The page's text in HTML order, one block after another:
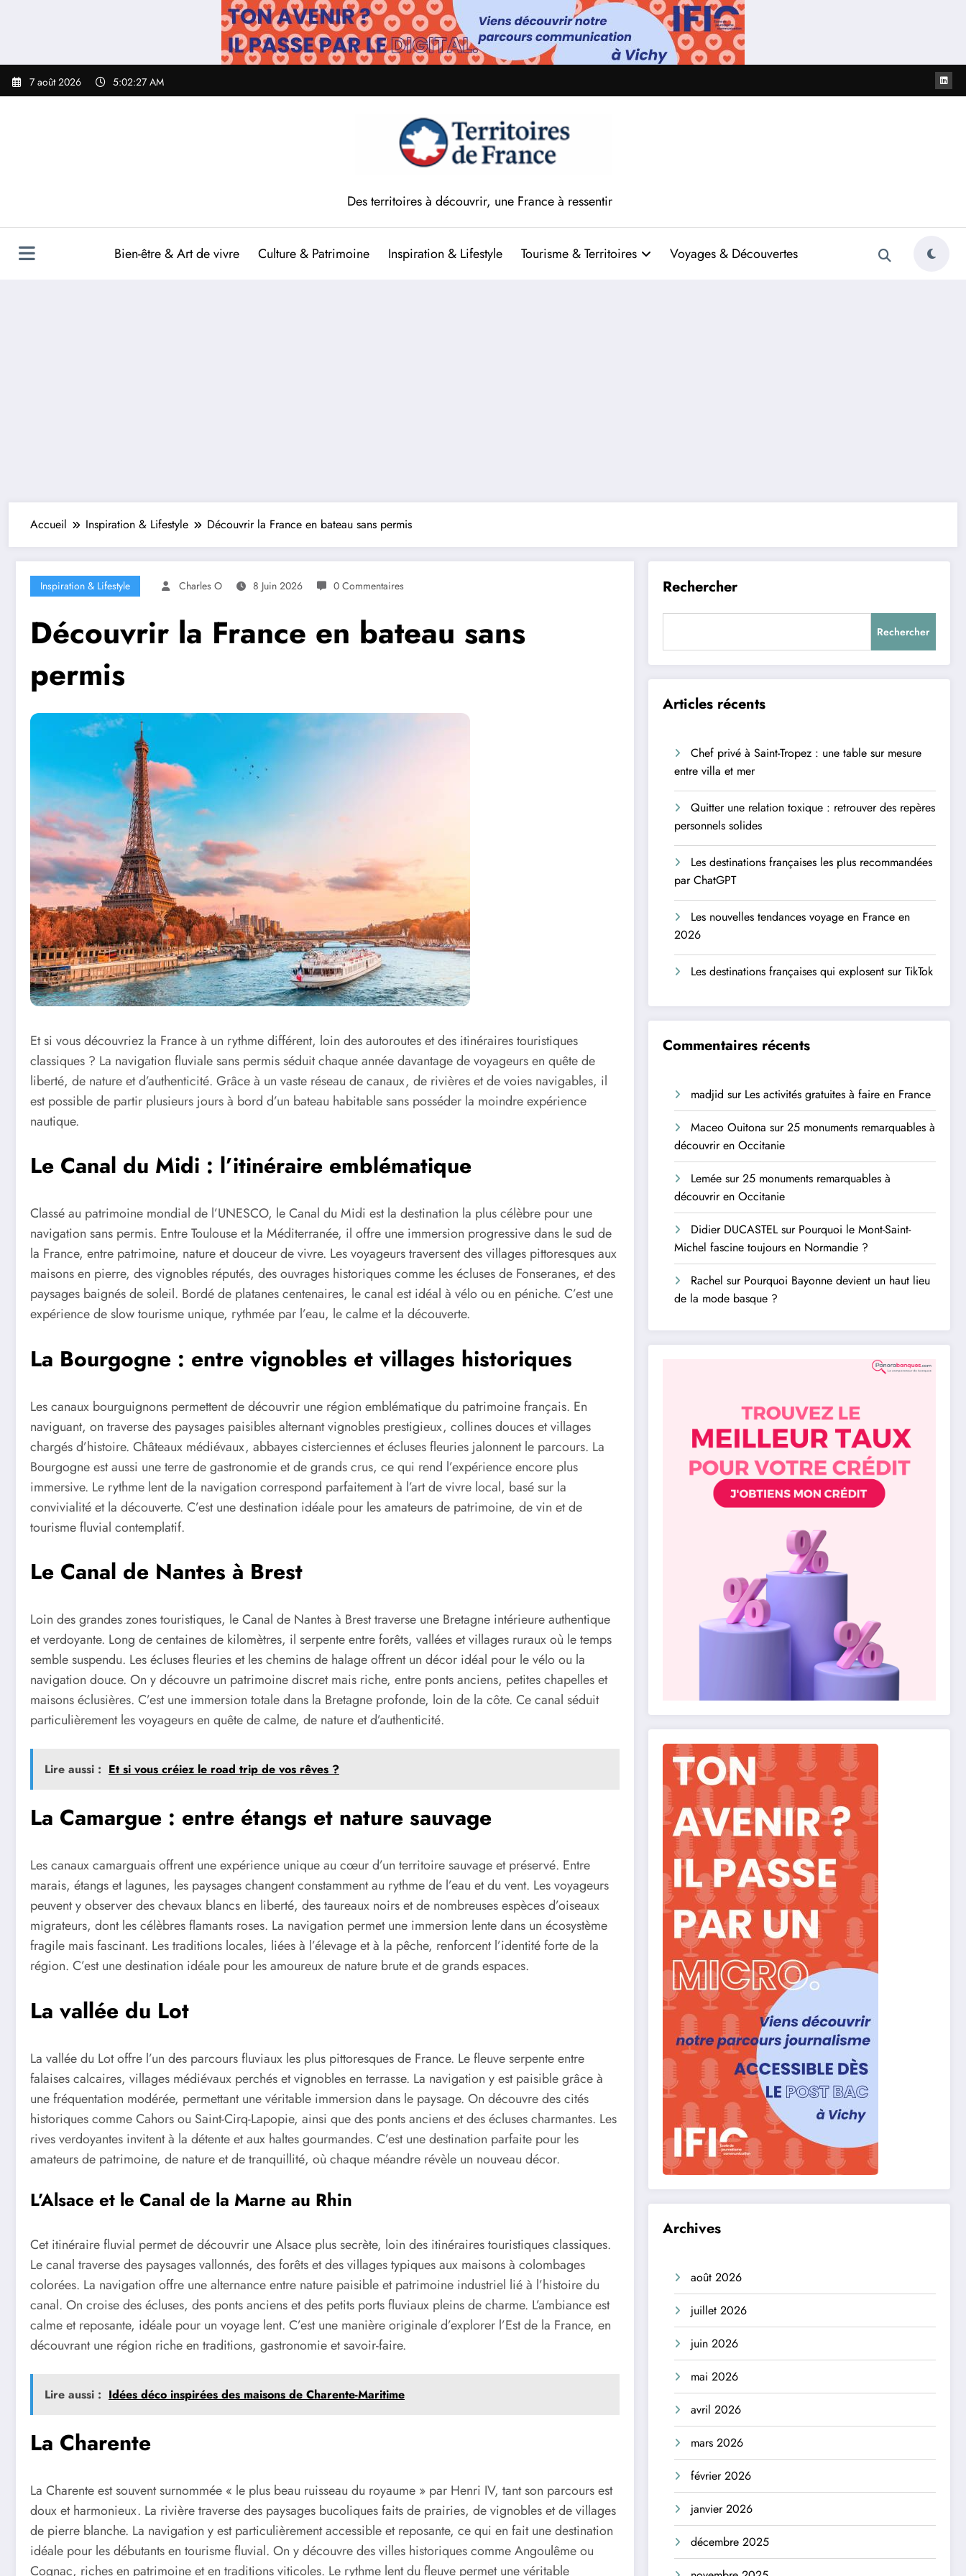
7 août 2026 5:02:28 AM
Des territoires à découvrir, une France à ressentir
Bien-être & Art de vivre Culture & Patrimoine Inspiration & Lifestyle Tourisme & Territoires Voyages & Découvertes
Accueil Inspiration & Lifestyle Découvrir la France en bateau sans permis
Inspiration & Lifestyle Charles O 8 Juin 2026 0 Commentaires
Découvrir la France en bateau sans
permis
Et si vous découvriez la France à un rythme différent, loin des autoroutes et des itinéraires touristiques
classiques ? La navigation fluviale sans permis séduit chaque année davantage de voyageurs en quête de
liberté, de nature et d’authenticité. Grâce à un vaste réseau de canaux, de rivières et de voies navigables, il
est possible de partir plusieurs jours à bord d’un bateau habitable sans posséder la moindre expérience
nautique.
Le Canal du Midi : l’itinéraire emblématique
Classé au patrimoine mondial de l’UNESCO, le Canal du Midi est la destination la plus célèbre pour une
navigation sans permis. Entre Toulouse et la Méditerranée, il offre une immersion progressive dans le sud de
la France, entre patrimoine, nature et douceur de vivre. Les voyageurs traversent des villages pittoresques aux
maisons en pierre, des vignobles réputés, des ouvrages historiques comme les écluses de Fonseranes, et des
paysages baignés de soleil. Bordé de platanes centenaires, le canal est idéal à vélo ou en péniche. C’est une
expérience de slow tourisme unique, rythmée par l’eau, le calme et la découverte.
La Bourgogne : entre vignobles et villages historiques
Les canaux bourguignons permettent de découvrir une région emblématique du patrimoine français. En
naviguant, on traverse des paysages paisibles alternant vignobles prestigieux, collines douces et villages
chargés d’histoire. Châteaux médiévaux, abbayes cisterciennes et écluses fleuries jalonnent le parcours. La
Bourgogne est aussi une terre de gastronomie et de grands crus, ce qui rend l’expérience encore plus
immersive. Le rythme lent de la navigation correspond parfaitement à l’art de vivre local, basé sur la
convivialité et la découverte. C’est une destination idéale pour les amateurs de patrimoine, de vin et de
tourisme fluvial contemplatif.
Le Canal de Nantes à Brest
Loin des grandes zones touristiques, le Canal de Nantes à Brest traverse une Bretagne intérieure authentique
et verdoyante. Long de centaines de kilomètres, il serpente entre forêts, vallées et villages ruraux où le temps
semble suspendu. Les écluses fleuries et les chemins de halage offrent un décor idéal pour le vélo ou la
navigation douce. On y découvre un patrimoine discret mais riche, entre ponts anciens, petites chapelles et
maisons éclusières. C’est une immersion totale dans la Bretagne profonde, loin de la côte. Ce canal séduit
particulièrement les voyageurs en quête de calme, de nature et d’authenticité.
Lire aussi : Et si vous créiez le road trip de vos rêves ?
La Camargue : entre étangs et nature sauvage
Les canaux camarguais offrent une expérience unique au cœur d’un territoire sauvage et préservé. Entre
marais, étangs et lagunes, les paysages changent constamment au rythme de l’eau et du vent. Les voyageurs
peuvent y observer des chevaux blancs en liberté, des taureaux noirs et de nombreuses espèces d’oiseaux
migrateurs, dont les célèbres flamants roses. La navigation permet une immersion lente dans un écosystème
fragile mais fascinant. Les traditions locales, liées à l’élevage et à la pêche, renforcent l’identité forte de la
région. C’est une destination idéale pour les amoureux de nature brute et de grands espaces.
La vallée du Lot
La vallée du Lot offre l’un des parcours fluviaux les plus pittoresques de France. Le fleuve serpente entre
falaises calcaires, villages médiévaux perchés et vignobles en terrasse. La navigation y est paisible grâce à
une fréquentation modérée, permettant une véritable immersion dans le paysage. On découvre des cités
historiques comme Cahors ou Saint-Cirq-Lapopie, ainsi que des ponts anciens et des écluses charmantes. Les
rives verdoyantes invitent à la détente et aux haltes gourmandes. C’est une destination parfaite pour les
amateurs de patrimoine, de nature et de tranquillité, où chaque méandre révèle un nouveau décor.
L’Alsace et le Canal de la Marne au Rhin
Cet itinéraire fluvial permet de découvrir une Alsace plus secrète, loin des itinéraires touristiques classiques.
Le canal traverse des paysages vallonnés, des forêts et des villages typiques aux maisons à colombages
colorées. La navigation offre une alternance entre nature paisible et patrimoine industriel lié à l’histoire du
canal. On croise des écluses, des ponts anciens et des petits ports fluviaux pleins de charme. L’ambiance est
calme et reposante, idéale pour un voyage lent. C’est une manière originale d’explorer l’Est de la France, en
découvrant une région riche en traditions, gastronomie et savoir-faire.
Lire aussi : Idées déco inspirées des maisons de Charente-Maritime
La Charente
La Charente est souvent surnommée « le plus beau ruisseau du royaume » par Henri IV, tant son parcours est
doux et harmonieux. La rivière traverse des paysages bucoliques faits de prairies, de vignobles et de villages
de pierre blanche. La navigation y est particulièrement accessible et reposante, ce qui en fait une destination
idéale pour les débutants en tourisme fluvial. On y découvre des villes historiques comme Angoulême ou
Cognac, riches en patrimoine et en traditions viticoles. Le rythme lent du fleuve permet une véritable
Rechercher
Rechercher
Articles récents
Chef privé à Saint-Tropez : une table sur mesure
entre villa et mer
Quitter une relation toxique : retrouver des repères
personnels solides
Les destinations françaises les plus recommandées
par ChatGPT
Les nouvelles tendances voyage en France en
2026
Les destinations françaises qui explosent sur TikTok
Commentaires récents
madjid sur Les activités gratuites à faire en France
Maceo Ouitona sur25 monuments remarquables à
découvrir en Occitanie
Lemée sur25 monuments remarquables à
découvrir en Occitanie
Didier DUCASTEL sur Pourquoi le Mont-Saint-
Michel fascine toujours en Normandie ?
Rachel sur Pourquoi Bayonne devient un haut lieu
de la mode basque ?
Archives
août 2026
juillet 2026
juin 2026
mai 2026
avril 2026
mars 2026
février 2026
janvier 2026
décembre 2025